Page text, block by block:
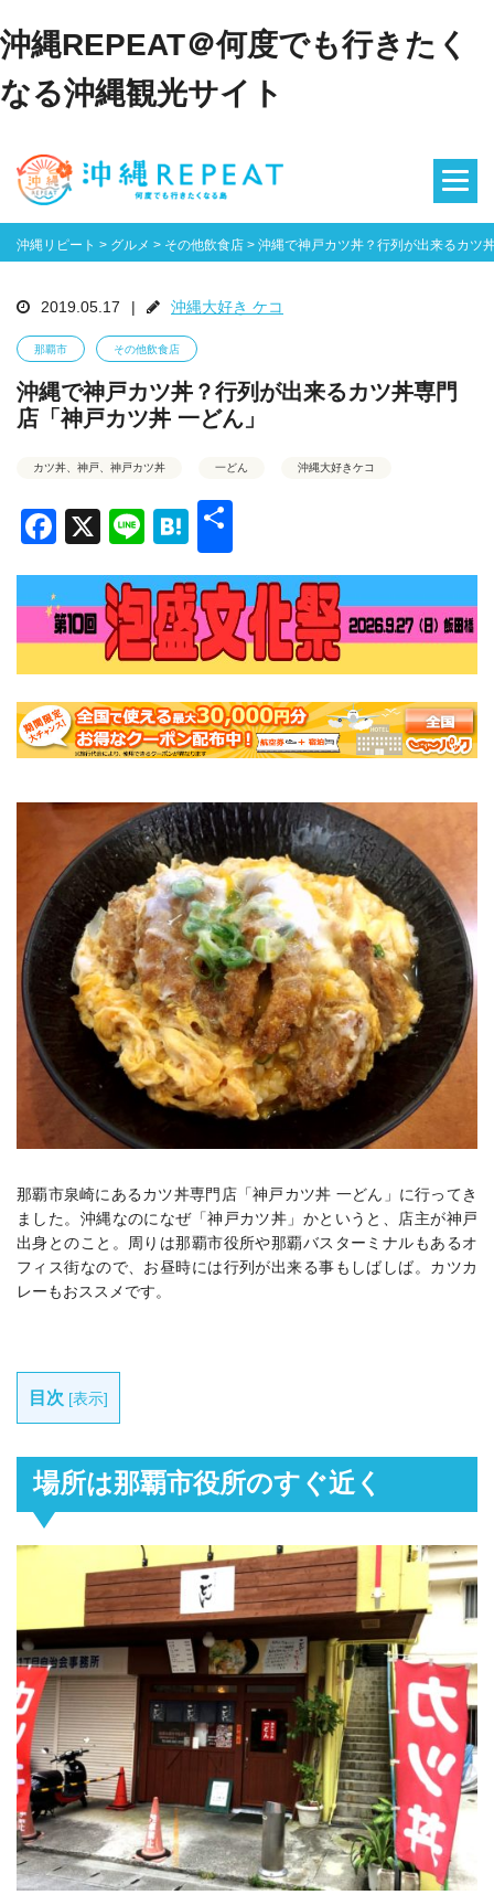
沖縄REPEAT＠何度でも行きたく
なる沖縄観光サイト
沖縄リピート > グルメ > その他飲食店 > 沖縄で神戸カツ丼？行列が出来るカツ
2019.05.17 | 沖縄大好き ケコ
那覇市 その他飲食店
沖縄で神戸カツ丼？行列が出来るカツ丼専門
店「神戸カツ丼 一どん」
カツ丼、神戸、神戸カツ丼 一どん 沖縄大好きケコ
Facebook
X LineHatena
那覇市泉崎にあるカツ丼専門店「神戸カツ丼 一どん」に行ってき
ました。沖縄なのになぜ「神戸カツ丼」かというと、店主が神戸
出身とのこと。周りは那覇市役所や那覇バスターミナルもあるオ
フィス街なので、お昼時には行列が出来る事もしばしば。カツカ
レーもおススメです。
目次 [表示]
場所は那覇市役所のすぐ近く